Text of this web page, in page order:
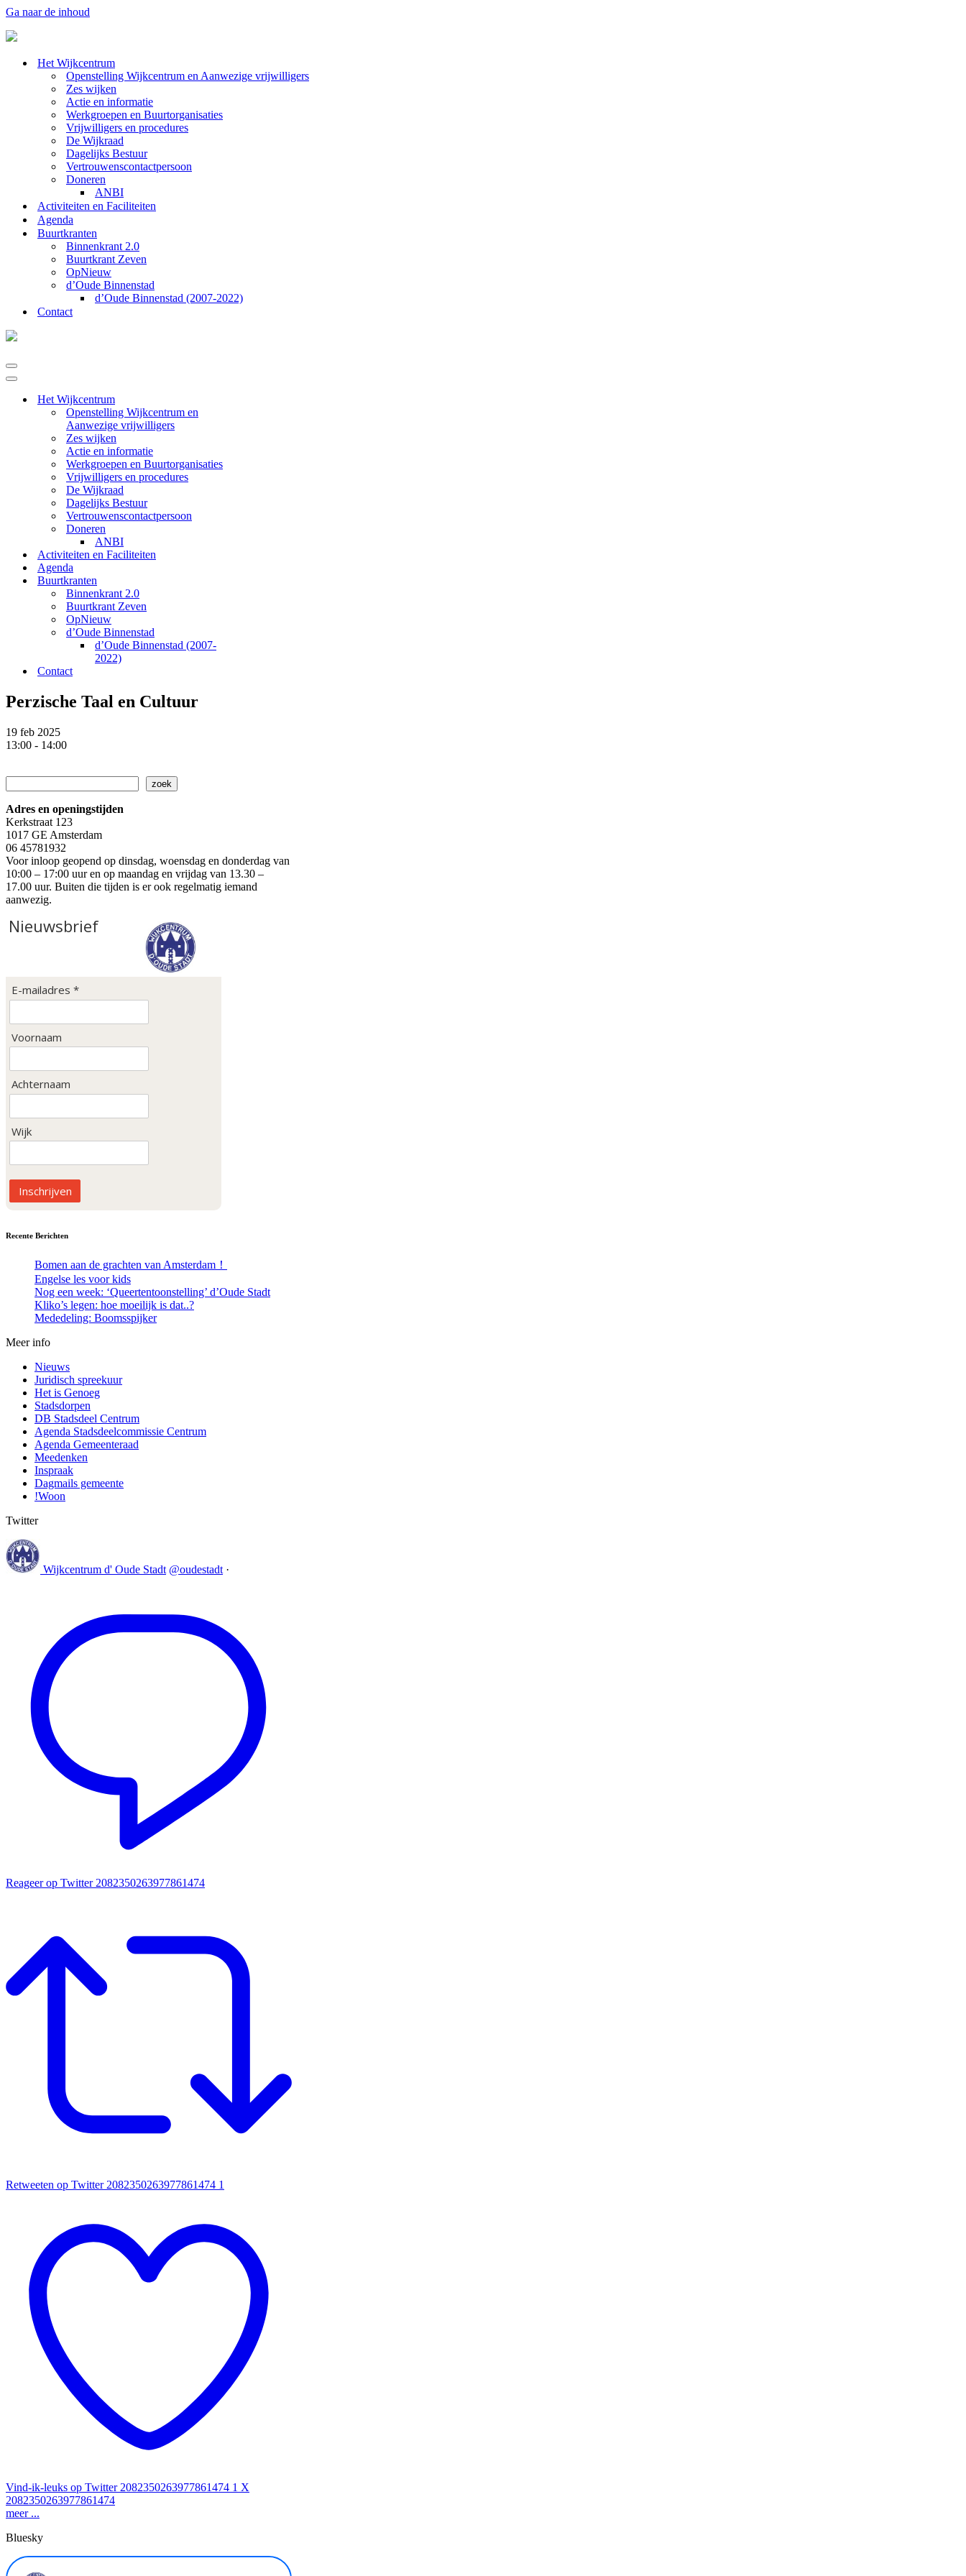
Ga naar de inhoud
Het Wijkcentrum
Openstelling Wijkcentrum en Aanwezige vrijwilligers
Zes wijken
Actie en informatie
Werkgroepen en Buurtorganisaties
Vrijwilligers en procedures
De Wijkraad
Dagelijks Bestuur
Vertrouwenscontactpersoon
Doneren
ANBI
Activiteiten en Faciliteiten
Agenda
Buurtkranten
Binnenkrant 2.0
Buurtkrant Zeven
OpNieuw
d’Oude Binnenstad
d’Oude Binnenstad (2007-2022)
Contact
Navigatie
Menu
Navigatie
Het Wijkcentrum
Openstelling Wijkcentrum en
Aanwezige vrijwilligers
Zes wijken
Actie en informatie
Werkgroepen en Buurtorganisaties
Vrijwilligers en procedures
De Wijkraad
Dagelijks Bestuur
Vertrouwenscontactpersoon
Doneren
ANBI
Activiteiten en Faciliteiten
Agenda
Buurtkranten
Binnenkrant 2.0
Buurtkrant Zeven
OpNieuw
d’Oude Binnenstad
d’Oude Binnenstad (2007-
2022)
Contact
Perzische Taal en Cultuur
19 feb 2025
13:00 - 14:00
zoek
Adres en openingstijden
Kerkstraat 123
1017 GE Amsterdam
06 45781932
Voor inloop geopend op dinsdag, woensdag en donderdag van
10:00 – 17:00 uur en op maandag en vrijdag van 13.30 –
17.00 uur. Buiten die tijden is er ook regelmatig iemand
aanwezig.
Nieuwsbrief
E-mailadres *
Voornaam
Achternaam
Wijk
Inschrijven
Recente Berichten
Bomen aan de grachten van Amsterdam！
Engelse les voor kids
Nog een week: ‘Queertentoonstelling’ d’Oude Stadt
Kliko’s legen: hoe moeilijk is dat..?
Mededeling: Boomsspijker
Meer info
Nieuws
Juridisch spreekuur
Het is Genoeg
Stadsdorpen
DB Stadsdeel Centrum
Agenda Stadsdeelcommissie Centrum
Agenda Gemeenteraad
Meedenken
Inspraak
Dagmails gemeente
!Woon
Twitter
Wijkcentrum d' Oude Stadt @oudestadt ·
Reageer op Twitter 2082350263977861474
Retweeten op Twitter 2082350263977861474 1
Vind-ik-leuks op Twitter 2082350263977861474 1 X
2082350263977861474
meer ...
Bluesky